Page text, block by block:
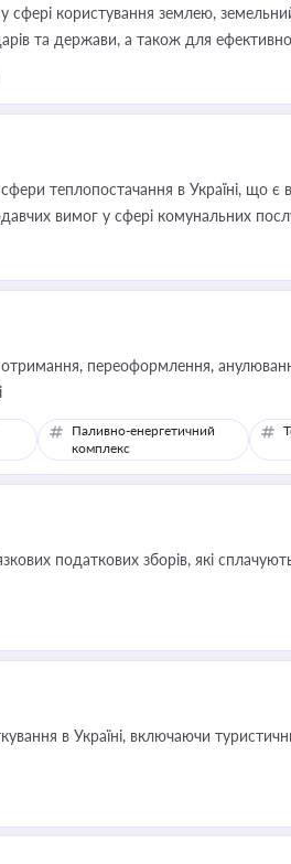
у сфері користування землею,
та держави, а також для
теплопостачання в Україні, що
вимог у сфері комунальних
переоформлення,
Паливно-енергетичний
комплекс
податкових зборів, які
в Україні, включаючи